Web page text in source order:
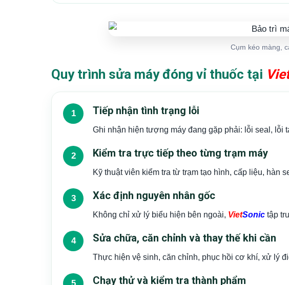
Cụm kéo màng,
Quy trình sửa máy đóng vỉ thuốc tại
Tiếp nhận tình trạng lỗi
Ghi nhận hiện tượng máy đang gặp phải: lỗi seal, lỗi
Kiểm tra trực tiếp theo từng trạm máy
Kỹ thuật viên kiểm tra từ trạm tạo hình, cấp liệu, hàn
Xác định nguyên nhân gốc
Không chỉ xử lý biểu hiện bên ngoài, VietSonic tập
Sửa chữa, căn chỉnh và thay thế khi cần
Thực hiện vệ sinh, căn chỉnh, phục hồi cơ khí, xử lý
Chạy thử và kiểm tra thành phẩm